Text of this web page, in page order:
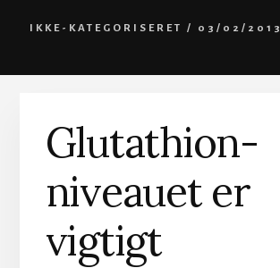
IKKE-KATEGORISERET / 03/02/2013
Glutathion-
niveauet er
vigtigt